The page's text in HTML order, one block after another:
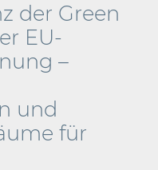
der Green
EU-
–
und
für